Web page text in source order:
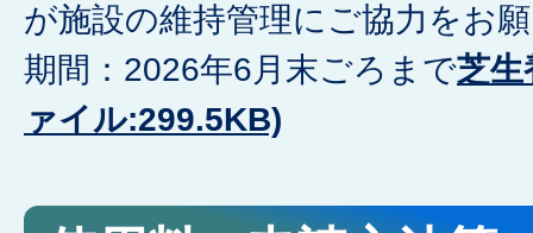
が施設の維持管理にご協力をお
期間：2026年6月末ごろまで芝生
ァイル:299.5KB)